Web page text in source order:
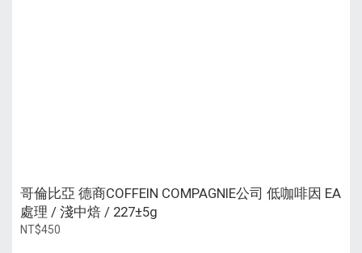
哥倫比亞 德商COFFEIN COMPAGNIE公司 低咖啡因 EA
處理 / 淺中焙 / 227±5g
NT$450